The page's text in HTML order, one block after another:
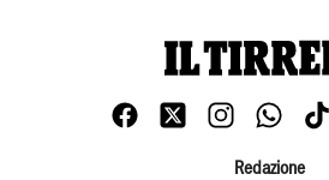
Redazione